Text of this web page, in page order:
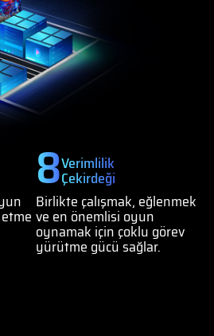
8Verimlilik
Çekirdeği
Birlikte çalışmak, eğlenmek
ve en önemlisi oyun
oynamak için çoklu görev
yürütme gücü sağlar.